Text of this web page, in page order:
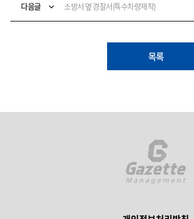
다음글 소방서 옆 경찰서(특수차량제작)
목록